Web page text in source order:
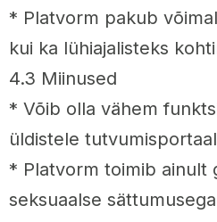
* Platvorm pakub
kui ka lühiajalisteks
4.3 Miinused
* Võib olla vähem
üldistele
* Platvorm toimib ainult
seksuaalse